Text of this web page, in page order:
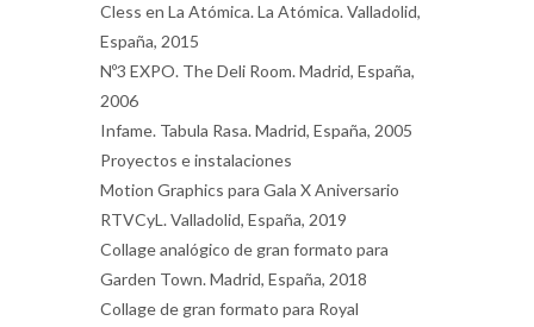
Cless en La Atómica. La Atómica. Valladolid,
España, 2015
Nº3 EXPO. The Deli Room. Madrid, España,
2006
Infame. Tabula Rasa. Madrid, España, 2005
Proyectos e instalaciones
Motion Graphics para Gala X Aniversario
RTVCyL. Valladolid, España, 2019
Collage analógico de gran formato para
Garden Town. Madrid, España, 2018
Collage de gran formato para Royal